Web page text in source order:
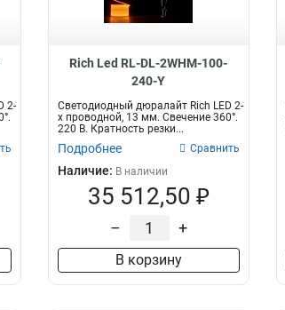
2-
Rich Led RL-DL-2WHM-100-
240-Y
Светодиодный дюралайт Rich LED 2-
х проводной, 13 мм. Свечение 360°.
220 В. Кратность резки...
Подробнее Сравнить
Наличие: В наличии
35 512,50 ₽
– +
В корзину